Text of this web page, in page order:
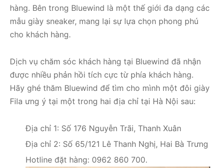
hàng. Bên trong Bluewind là một thế giới đa dạng các
mẫu giày sneaker, mang lại sự lựa chọn phong phú
cho khách hàng.
Dịch vụ chăm sóc khách hàng tại Bluewind đã nhận
được nhiều phản hồi tích cực từ phía khách hàng.
Hãy ghé thăm Bluewind để tìm cho mình một đôi giày
Fila ưng ý tại một trong hai địa chỉ tại Hà Nội sau:
Địa chỉ 1: Số 176 Nguyễn Trãi, Thanh Xuân
Địa chỉ 2: Số 65/121 Lê Thanh Nghị, Hai Bà Trưng
Hotline đặt hàng: 0962 860 700.